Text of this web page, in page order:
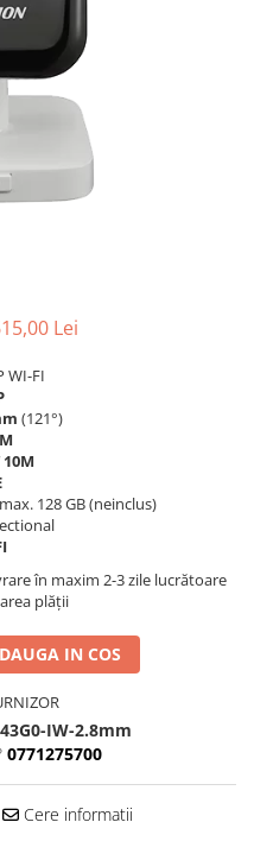
Lei
WI-FI
(121°)
128 GB (neinclus)
în maxim 2-3 zile lucrătoare
plății
IN COS
IW-2.8mm
0771275700
Cere informatii